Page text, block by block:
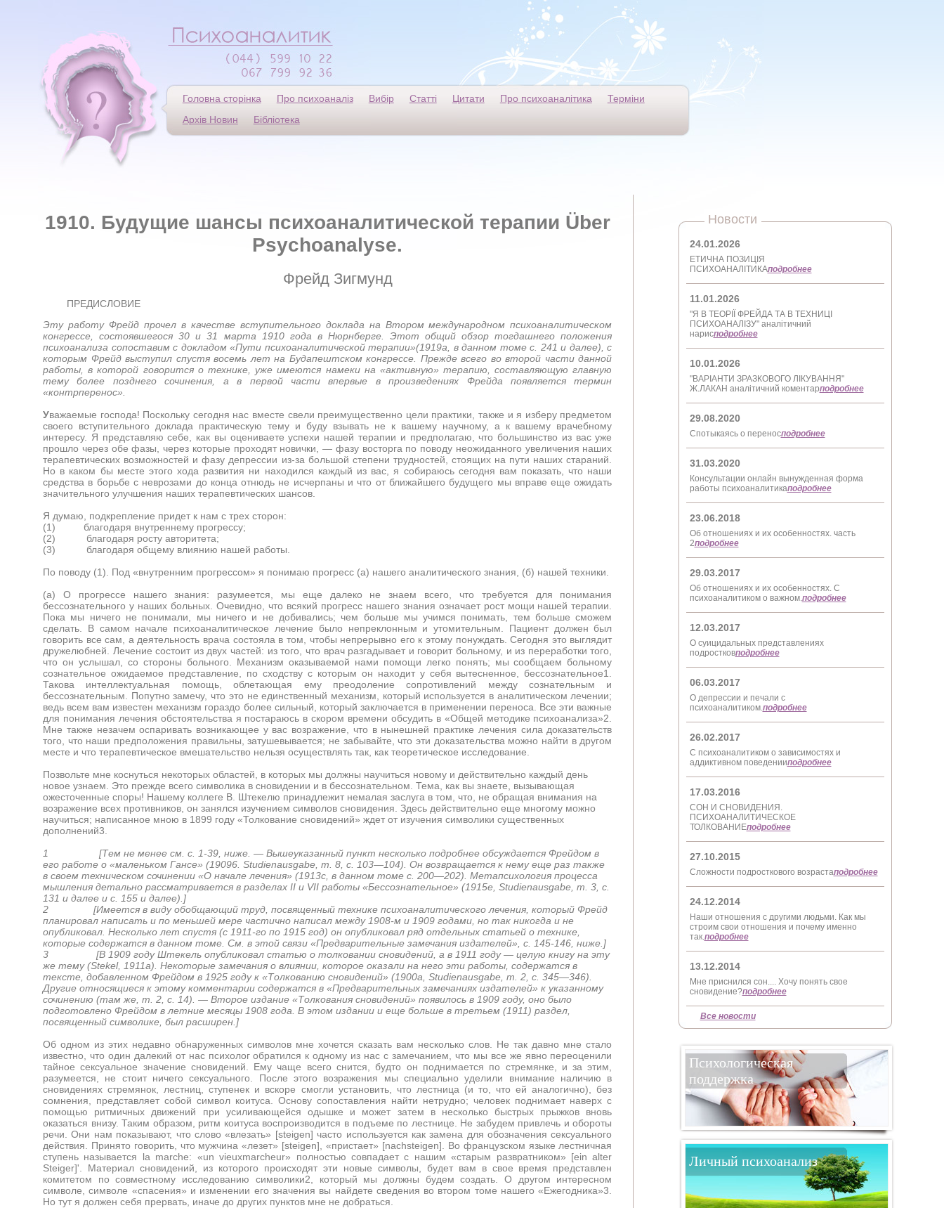
Головна сторінка Про психоаналіз Вибір Статті Цитати Про психоаналітика
Терміни
Архів Новин
Бібліотека
1910. Будущие шансы психоаналитической терапии Über
Psychoanalyse.
Фрейд Зигмунд
ПРЕДИСЛОВИЕ
Эту работу Фрейд прочел в качестве вступительного доклада на Втором международном психоаналитическом
конгрессе, состоявшегося 30 и 31 марта 1910 года в Нюрнберге. Этот общий обзор тогдашнего положения
психоанализа сопоставим с докладом «Пути психоаналитической терапии»(1919а, в данном томе с. 241 и далее), с
которым Фрейд выступил спустя восемь лет на Будапештском конгрессе. Прежде всего во второй части данной
работы, в которой говорится о технике, уже имеются намеки на «активную» терапию, составляющую главную
тему более позднего сочинения, а в первой части впервые в произведениях Фрейда появляется термин
«контрперенос».
Уважаемые господа! Поскольку сегодня нас вместе свели преимущественно цели практики, также и я изберу предметом
своего вступительного доклада практическую тему и буду взывать не к вашему научному, а к вашему врачебному
интересу. Я представляю себе, как вы оцениваете успехи нашей терапии и предполагаю, что большинство из вас уже
прошло через обе фазы, через которые проходят новички, — фазу восторга по поводу неожиданного увеличения наших
терапевтических возможностей и фазу депрессии из-за большой степени трудностей, стоящих на пути наших стараний.
Но в каком бы месте этого хода развития ни находился каждый из вас, я собираюсь сегодня вам показать, что наши
средства в борьбе с неврозами до конца отнюдь не исчерпаны и что от ближайшего будущего мы вправе еще ожидать
значительного улучшения наших терапевтических шансов.
Я думаю, подкрепление придет к нам с трех сторон:
(1) благодаря внутреннему прогрессу;
(2) благодаря росту авторитета;
(3) благодаря общему влиянию нашей работы.
По поводу (1). Под «внутренним прогрессом» я понимаю прогресс (а) нашего аналитического знания, (б) нашей техники.
(а) О прогрессе нашего знания: разумеется, мы еще далеко не знаем всего, что требуется для понимания
бессознательного у наших больных. Очевидно, что всякий прогресс нашего знания означает рост мощи нашей терапии.
Пока мы ничего не понимали, мы ничего и не добивались; чем больше мы учимся понимать, тем больше сможем
сделать. В самом начале психоаналитическое лечение было непреклонным и утомительным. Пациент должен был
говорить все сам, а деятельность врача состояла в том, чтобы непрерывно его к этому понуждать. Сегодня это выглядит
дружелюбней. Лечение состоит из двух частей: из того, что врач разгадывает и говорит больному, и из переработки того,
что он услышал, со стороны больного. Механизм оказываемой нами помощи легко понять; мы сообщаем больному
сознательное ожидаемое представление, по сходству с которым он находит у себя вытесненное, бессознательное1.
Такова интеллектуальная помощь, облетающая ему преодоление сопротивлений между сознательным и
бессознательным. Попутно замечу, что это не единственный механизм, который используется в аналитическом лечении;
ведь всем вам известен механизм гораздо более сильный, который заключается в применении переноса. Все эти важные
для понимания лечения обстоятельства я постараюсь в скором времени обсудить в «Общей методике психоанализа»2.
Мне также незачем оспаривать возникающее у вас возражение, что в нынешней практике лечения сила доказательств
того, что наши предположения правильны, затушевывается; не забывайте, что эти доказательства можно найти в другом
месте и что терапевтическое вмешательство нельзя осуществлять так, как теоретическое исследование.
Позвольте мне коснуться некоторых областей, в которых мы должны научиться новому и действительно каждый день
новое узнаем. Это прежде всего символика в сновидении и в бессознательном. Тема, как вы знаете, вызывающая
ожесточенные споры! Нашему коллеге В. Штекелю принадлежит немалая заслуга в том, что, не обращая внимания на
возражение всех противников, он занялся изучением символов сновидения. Здесь действительно еще многому можно
научиться; написанное мною в 1899 году «Толкование сновидений» ждет от изучения символики существенных
дополнений3.
1 [Тем не менее см. с. 1-39, ниже. — Вышеуказанный пункт несколько подробнее обсуждается Фрейдом в
его работе о «маленьком Гансе» (19096. Studienausgabe, т. 8, с. 103—104). Он возвращается к нему еще раз также
в своем техническом сочинении «О начале лечения» (1913с, в данном томе с. 200—202). Метапсихология процесса
мышления детально рассматривается в разделах II и VII работы «Бессознательное» (1915е, Studienausgabe, т. 3, с.
131 и далее и с. 155 и далее).]
2 [Имеется в виду обобщающий труд, посвященный технике психоаналитического лечения, который Фрейд
планировал написать и по меньшей мере частично написал между 1908-м и 1909 годами, но так никогда и не
опубликовал. Несколько лет спустя (с 1911-го по 1915 год) он опубликовал ряд отдельных статьей о технике,
которые содержатся в данном томе. См. в этой связи «Предварительные замечания издателей», с. 145-146, ниже.]
3 [В 1909 году Штекель опубликовал статью о толковании сновидений, а в 1911 году — целую книгу на эту
же тему (Stekel, 1911а). Некоторые замечания о влиянии, которое оказали на него эти работы, содержатся в
тексте, добавленном Фрейдом в 1925 году к «Толкованию сновидений» (1900а, Studienausgabe, т. 2, с. 345—346).
Другие относящиеся к этому комментарии содержатся в «Предварительных замечаниях издателей» к указанному
сочинению (там же, т. 2, с. 14). — Второе издание «Толкования сновидений» появилось в 1909 году, оно было
подготовлено Фрейдом в летние месяцы 1908 года. В этом издании и еще больше в третьем (1911) раздел,
посвященный символике, был расширен.]
Об одном из этих недавно обнаруженных символов мне хочется сказать вам несколько слов. Не так давно мне стало
известно, что один далекий от нас психолог обратился к одному из нас с замечанием, что мы все же явно переоценили
тайное сексуальное значение сновидений. Ему чаще всего снится, будто он поднимается по стремянке, и за этим,
разумеется, не стоит ничего сексуального. После этого возражения мы специально уделили внимание наличию в
сновидениях стремянок, лестниц, ступенек и вскоре смогли установить, что лестница (и то, что ей аналогично), без
сомнения, представляет собой символ коитуса. Основу сопоставления найти нетрудно; человек поднимает наверх с
помощью ритмичных движений при усиливающейся одышке и может затем в несколько быстрых прыжков вновь
оказаться внизу. Таким образом, ритм коитуса воспроизводится в подъеме по лестнице. Не забудем привлечь и обороты
речи. Они нам показывают, что слово «влезать» [steigen] часто используется как замена для обозначения сексуального
действия. Принято говорить, что мужчина «лезет» [steigen], «пристает» [nachsteigen]. Во французском языке лестничная
ступень называется la marche: «un vieuxmarcheur» полностью совпадает с нашим «старым развратником» [ein alter
Steiger]'. Материал сновидений, из которого происходят эти новые символы, будет вам в свое время представлен
комитетом по совместному исследованию символики2, который мы должны будем создать. О другом интересном
символе, символе «спасения» и изменении его значения вы найдете сведения во втором томе нашего «Ежегодника»3.
Но тут я должен себя прервать, иначе до других пунктов мне не добраться.
Новости
24.01.2026
ЕТИЧНА ПОЗИЦІЯ
ПСИХОАНАЛІТИКАподробнее
11.01.2026
"Я В ТЕОРІЇ ФРЕЙДА ТА В ТЕХНИЦІ
ПСИХОАНАЛІЗУ" аналітичний
нарисподробнее
10.01.2026
"ВАРІАНТИ ЗРАЗКОВОГО ЛІКУВАННЯ"
Ж.ЛАКАН аналітичний коментарподробнее
29.08.2020
Спотыкаясь о переносподробнее
31.03.2020
Консультации онлайн вынужденная форма
работы психоаналитикаподробнее
23.06.2018
Об отношениях и их особенностях. часть
2подробнее
29.03.2017
Об отношениях и их особенностях. С
психоаналитиком о важном.подробнее
12.03.2017
О суицидальных представлениях
подростковподробнее
06.03.2017
О депрессии и печали с
психоаналитиком.подробнее
26.02.2017
С психоаналитиком о зависимостях и
аддиктивном поведенииподробнее
17.03.2016
СОН И СНОВИДЕНИЯ.
ПСИХОАНАЛИТИЧЕСКОЕ
ТОЛКОВАНИЕподробнее
27.10.2015
Сложности подросткового возрастаподробнее
24.12.2014
Наши отношения с другими людьми. Как мы
строим свои отношения и почему именно
так.подробнее
13.12.2014
Мне приснился сон.... Хочу понять свое
сновидение?подробнее
Все новости
Психологическая
поддержка
Личный психоанализ